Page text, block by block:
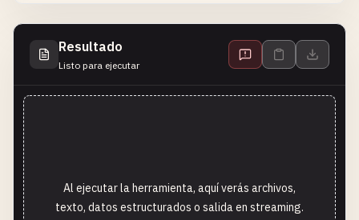
Resultado
Listo para ejecutar
Al ejecutar la herramienta, aquí verás archivos,
texto, datos estructurados o salida en streaming.